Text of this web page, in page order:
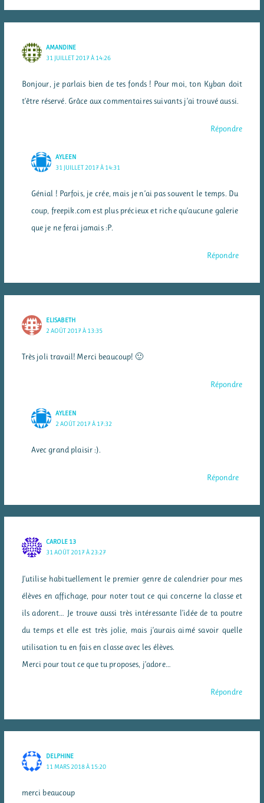
AMANDINE
31 JUILLET 2017 À 14:26
Bonjour, je parlais bien de tes fonds ! Pour moi, ton Kyban doit
t’être réservé. Grâce aux commentaires suivants j’ai trouvé aussi.
Répondre
AYLEEN
31 JUILLET 2017 À 14:31
Génial ! Parfois, je crée, mais je n’ai pas souvent le temps. Du
coup, freepik.com est plus précieux et riche qu’aucune galerie
que je ne ferai jamais :P.
Répondre
ELISABETH
2 AOÛT 2017 À 13:35
Très joli travail! Merci beaucoup! 🙂
Répondre
AYLEEN
2 AOÛT 2017 À 17:32
Avec grand plaisir :).
Répondre
CAROLE 13
31 AOÛT 2017 À 23:27
J’utilise habituellement le premier genre de calendrier pour mes
élèves en affichage, pour noter tout ce qui concerne la classe et
ils adorent… Je trouve aussi très intéressante l’idée de ta poutre
du temps et elle est très jolie, mais j’aurais aimé savoir quelle
utilisation tu en fais en classe avec les élèves.
Merci pour tout ce que tu proposes, j’adore…
Répondre
DELPHINE
11 MARS 2018 À 15:20
merci beaucoup